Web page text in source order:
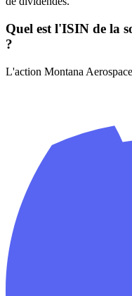
Quel est l'ISIN de la
?
L'action Montana